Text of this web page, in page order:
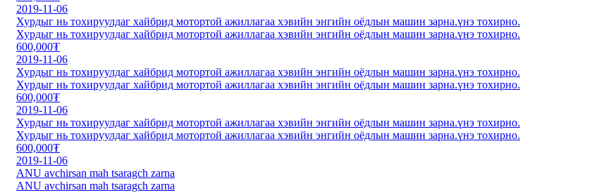
2019-11-06
Хурдыг нь тохируулдаг хайбрид мотортой ажиллагаа хэвийн энгийн оёдлын машин зарна.үнэ тохирно.
Хурдыг нь тохируулдаг хайбрид мотортой ажиллагаа хэвийн энгийн оёдлын машин зарна.үнэ тохирно.
600,000₮
2019-11-06
Хурдыг нь тохируулдаг хайбрид мотортой ажиллагаа хэвийн энгийн оёдлын машин зарна.үнэ тохирно.
Хурдыг нь тохируулдаг хайбрид мотортой ажиллагаа хэвийн энгийн оёдлын машин зарна.үнэ тохирно.
600,000₮
2019-11-06
Хурдыг нь тохируулдаг хайбрид мотортой ажиллагаа хэвийн энгийн оёдлын машин зарна.үнэ тохирно.
Хурдыг нь тохируулдаг хайбрид мотортой ажиллагаа хэвийн энгийн оёдлын машин зарна.үнэ тохирно.
600,000₮
2019-11-06
ANU avchirsan mah tsaragch zarna
ANU avchirsan mah tsaragch zarna